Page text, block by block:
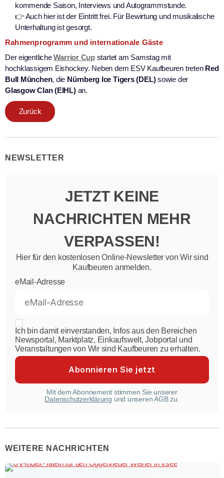
kommende Saison, Interviews und Autogrammstunde.
👉 Auch hier ist der Eintritt frei. Für Bewirtung und musikalische
Unterhaltung ist gesorgt.
Rahmenprogramm und internationale Gäste
Der eigentlicheWarrior Cupstartet am Samstag mit
hochklassigem Eishockey. Neben dem ESV Kaufbeuren treten Red
Bull München, die Nürnberg Ice Tigers (DEL)sowie der
Glasgow Clan (EIHL)an.
Zurück
NEWSLETTER
JETZT KEINE
NACHRICHTEN MEHR
VERPASSEN!
Hier für den kostenlosen Online-Newsletter von Wir sind
Kaufbeuren anmelden.
eMail-Adresse
Ich bin damit einverstanden, Infos aus den Bereichen
Newsportal, Marktplatz, Einkaufswelt, Jobportal und
Veranstaltungen von Wir sind Kaufbeuren zu erhalten.
Mit dem Abonnement stimmen Sie unserer
Datenschutzerklärung und unseren AGB zu.
WEITERE NACHRICHTEN